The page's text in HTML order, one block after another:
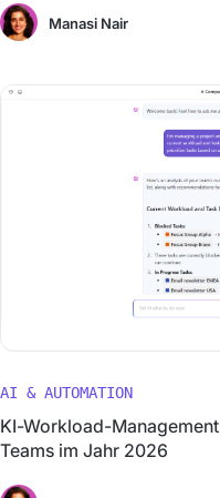
Manasi Nair
AI & AUTOMATION
KI-Workload-
Teams im Jahr 2026